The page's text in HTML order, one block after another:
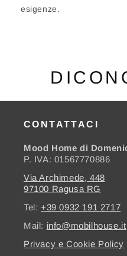
esigenze.
CONTATTACI
Mood Home di
P. IVA: 01567770886
Via Archimede, 448
97100 Ragusa RG
Tel: +39 0932 191 2717
Mail: info@mobilhouse.it
Privacy e Cookie Policy